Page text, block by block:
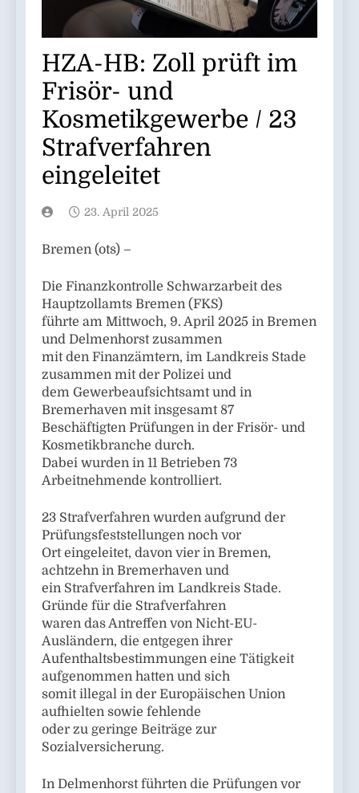
HZA-HB: Zoll prüft im
Frisör- und
Kosmetikgewerbe / 23
Strafverfahren
eingeleitet
23. April 2025
Bremen (ots) –
Die Finanzkontrolle Schwarzarbeit des
Hauptzollamts Bremen (FKS)
führte am Mittwoch, 9. April 2025 in Bremen
und Delmenhorst zusammen
mit den Finanzämtern, im Landkreis Stade
zusammen mit der Polizei und
dem Gewerbeaufsichtsamt und in
Bremerhaven mit insgesamt 87
Beschäftigten Prüfungen in der Frisör- und
Kosmetikbranche durch.
Dabei wurden in 11 Betrieben 73
Arbeitnehmende kontrolliert.
23 Strafverfahren wurden aufgrund der
Prüfungsfeststellungen noch vor
Ort eingeleitet, davon vier in Bremen,
achtzehn in Bremerhaven und
ein Strafverfahren im Landkreis Stade.
Gründe für die Strafverfahren
waren das Antreffen von Nicht-EU-
Ausländern, die entgegen ihrer
Aufenthaltsbestimmungen eine Tätigkeit
aufgenommen hatten und sich
somit illegal in der Europäischen Union
aufhielten sowie fehlende
oder zu geringe Beiträge zur
Sozialversicherung.
In Delmenhorst führten die Prüfungen vor